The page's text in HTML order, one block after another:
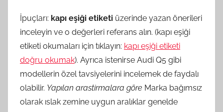
İpuçları: kapı eşiği etiketi üzerinde yazan önerileri
inceleyin ve o değerleri referans alın. (kapı eşiği
etiketi okumaları için tıklayın: kapı eşiği etiketi
doğru okumak). Ayrıca istenirse Audi Q5 gibi
modellerin özel tavsiyelerini incelemek de faydalı
olabilir. Yapılan arastirmalara göre Marka bağımsız
olarak ıslak zemine uygun aralıklar genelde